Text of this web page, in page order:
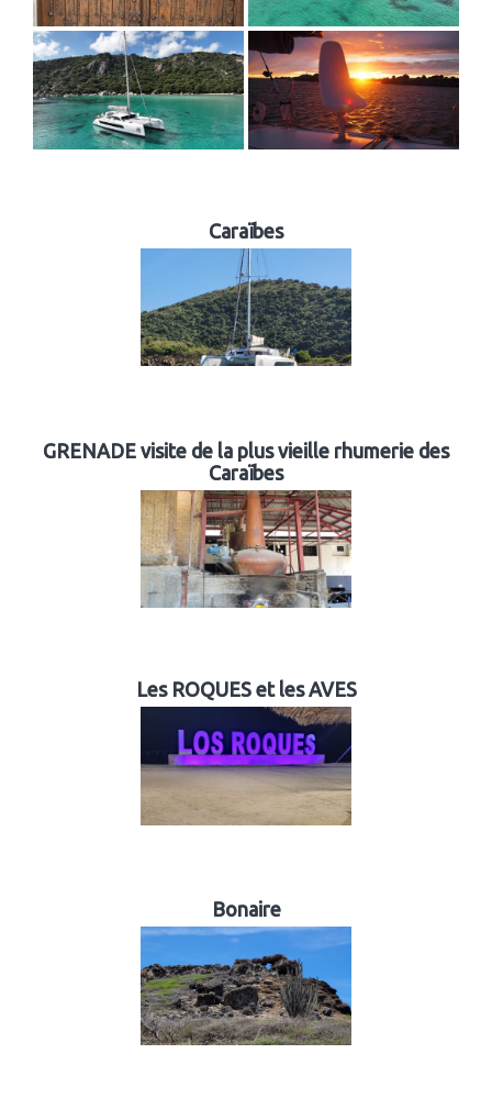
Caraïbes
GRENADE visite de la plus vieille rhumerie des
Caraïbes
Les ROQUES et les AVES
Bonaire